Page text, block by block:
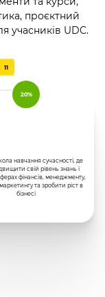
проєктний
учасників UDC.
11
20%
навчання сучасності, де
свій рівень знань і
фінансів, менеджменту,
та зробити ріст в
бізнесі